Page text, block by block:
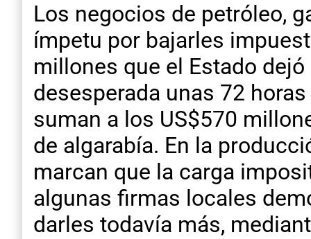
Los negocios de petróleo,
ímpetu por bajarles
millones que el Estado
desesperada unas 72
suman a los US$570
de algarabía. En la
marcan que la carga
algunas firmas locales
darles todavía más,